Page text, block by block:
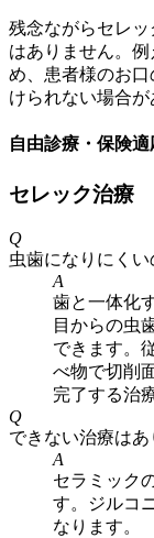
残念ながらセレ
はありません。
め、患者様のお
けられない場合が
自由診療・保険適
セレック治療
Q
虫歯になりにく
A
歯と一体化
目からの虫
できます。
べ物で切削
完了する治
Q
できない治療はあ
A
セラミック
す。ジルコ
なります。